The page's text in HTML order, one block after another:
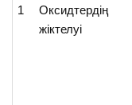
1
Оксидтердің
жіктелуі